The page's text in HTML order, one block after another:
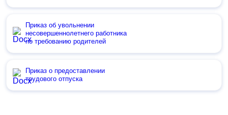
Приказ об увольнении
несовершеннолетнего работника
по требованию родителей
Приказ о предоставлении
трудового отпуска